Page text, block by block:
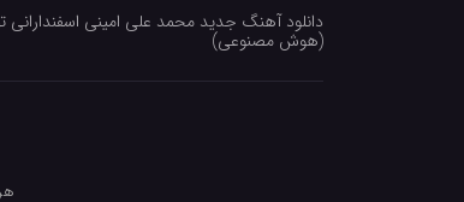
دانلود آهنگ جدید محمد علی امینی اسفندارانی
(هوش مصنوعی)